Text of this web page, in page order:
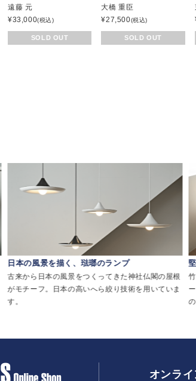
遠藤 元
¥33,000(税込)
SOLD OUT
大橋 重臣
¥27,500(税込)
SOLD OUT
日本の風景を描く、琺瑯のランプ
古来から日本の風景をつくってきた神社仏閣の屋根
がモチーフ。日本の高いへら絞り技術を用いていま
す。
オンラ